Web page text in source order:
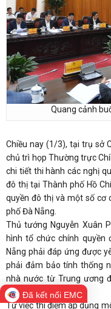
Quang cảnh
Chiều nay (1/3), tại trụ sở
chủ trì họp Thường trực
chi tiết thi hành các nghị
đô thị tại Thành phố Hồ
quyền đô thị và một số cơ
phố Đà Nẵng.
Thủ tướng Nguyễn Xuân
hình tổ chức chính quyền
Nẵng phải đáp ứng được
phải đảm bảo tính thống
nhà nước từ Trung ương
luật.
Từ việc thí điểm áp dụng
Đã kết nối EMC